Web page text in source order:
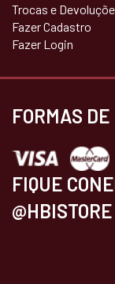
Trocas e
Fazer Cadastro
Fazer Login
FORMAS
FIQUE
@HBISTORE